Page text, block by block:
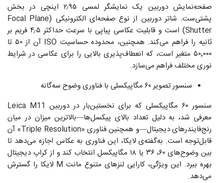
صفحه‌نمایش دوربین یک نمایشگر لمسی ۲٫۹۵ اینچی در بخش
پشتی‌ست. شاتر دوربین از نوع صفحه‌ای الکترونیکی (Focal Plane
Shutter) است و قابلیت عکاسی پیاپی با سرعت حداکثر ۴٫۵ فریم بر
ثانیه را فراهم می‌کند. همچنین، محدوده‌ حساسیت ISO آن از ۵۰ تا
۵۰٬۰۰۰ متغیر است، که انعطاف‌پذیری بالایی را برای عکاسی در شرایط
نوری مختلف فراهم می‌سازد.
سنسور تصویر ۶۰ مگاپیکسلی با فناوری وضوح سه‌گانه
سنسور ۶۰ مگاپیکسلی که برای نخستین‌بار در دوربین Leica M11
معرفی شد، به دلیل تعداد بالای پیکسل‌ها—بالاترین میزان در میان
رنج‌فایندرهای دیجیتال—و همچنین فناوری «Triple Resolution» آن
قابل‌توجه است. به‌گفته‌ی لایکا، این فناوری به عکاس اجازه می‌دهد تا
بین وضوح‌های ۶۰، ۳۶ یا ۱۸ مگاپیکسل انتخاب کند و از کراپ دیجیتال
بهره ببرد. این ویژگی، کارایی لنزهای متنوع مانت M لایکا را گسترش
می‌دهد.